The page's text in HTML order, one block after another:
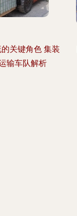
关键角色 集装
输车队解析